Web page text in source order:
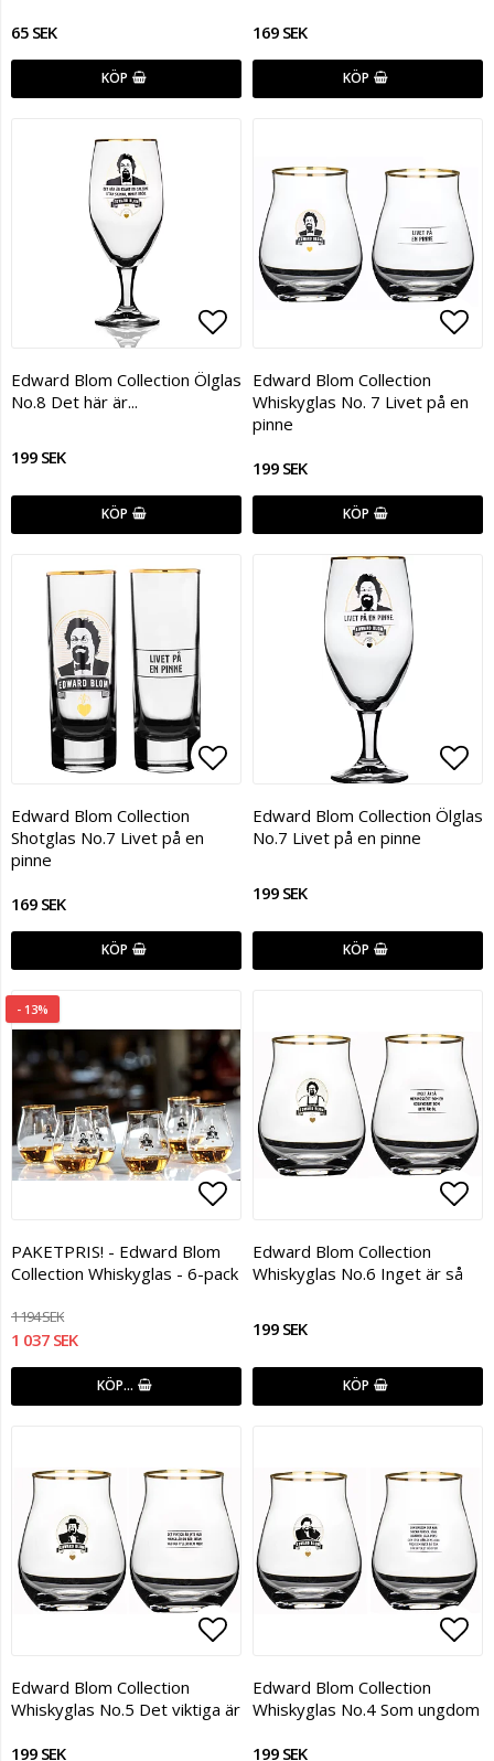
65 SEK
KÖP
169 SEK
KÖP
Lägg till i favoritlistan
Edward Blom Collection Ölglas
No.8 Det här är...
199 SEK
KÖP
Edward Blom Collection
Whiskyglas No. 7 Livet på en
pinne
199 SEK
KÖP
Lägg till i favoritlistan
Edward Blom Collection
Shotglas No.7 Livet på en
pinne
169 SEK
KÖP
Edward Blom Collection Ölglas
No.7 Livet på en pinne
199 SEK
KÖP
- 13%
Lägg till i favoritlistan
PAKETPRIS! - Edward Blom
Collection Whiskyglas - 6-pack
1 194 SEK
1 037 SEK
KÖP…
Edward Blom Collection
Whiskyglas No.6 Inget är så
199 SEK
KÖP
Lägg till i favoritlistan
Edward Blom Collection
Whiskyglas No.5 Det viktiga är
199 SEK
Edward Blom Collection
Whiskyglas No.4 Som ungdom
199 SEK